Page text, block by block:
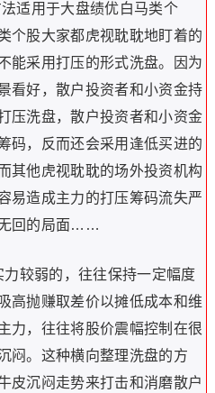
适用于大盘绩优白马类个
个股大家都虎视耽耽地盯着的
能采用打压的形式洗盘。因为
看好，散户投资者和小资金持
压洗盘，散户投资者和小资金
码，反而还会采用逢低买进的
其他虎视耽耽的场外投资机构
易造成主力的打压筹码流失严
无回的局面……
较弱的，往往保持一定幅度
高抛赚取差价以摊低成本和维
力，往往将股价震幅控制在很
闷。这种横向整理洗盘的方
皮沉闷走势来打击和消磨散户